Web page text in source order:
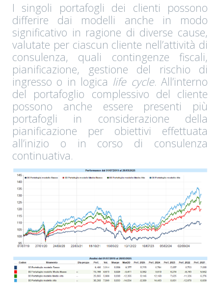
I singoli portafogli dei clienti possono
differire dai modelli anche in modo
significativo in ragione di diverse cause,
valutate per ciascun cliente nell’attività di
consulenza, quali contingenze fiscali,
pianificazione, gestione del rischio di
ingresso o in logica life cycle. All’interno
del portafoglio complessivo del cliente
possono anche essere presenti più
portafogli in considerazione della
pianificazione per obiettivi effettuata
all’inizio o in corso di consulenza
continuativa.